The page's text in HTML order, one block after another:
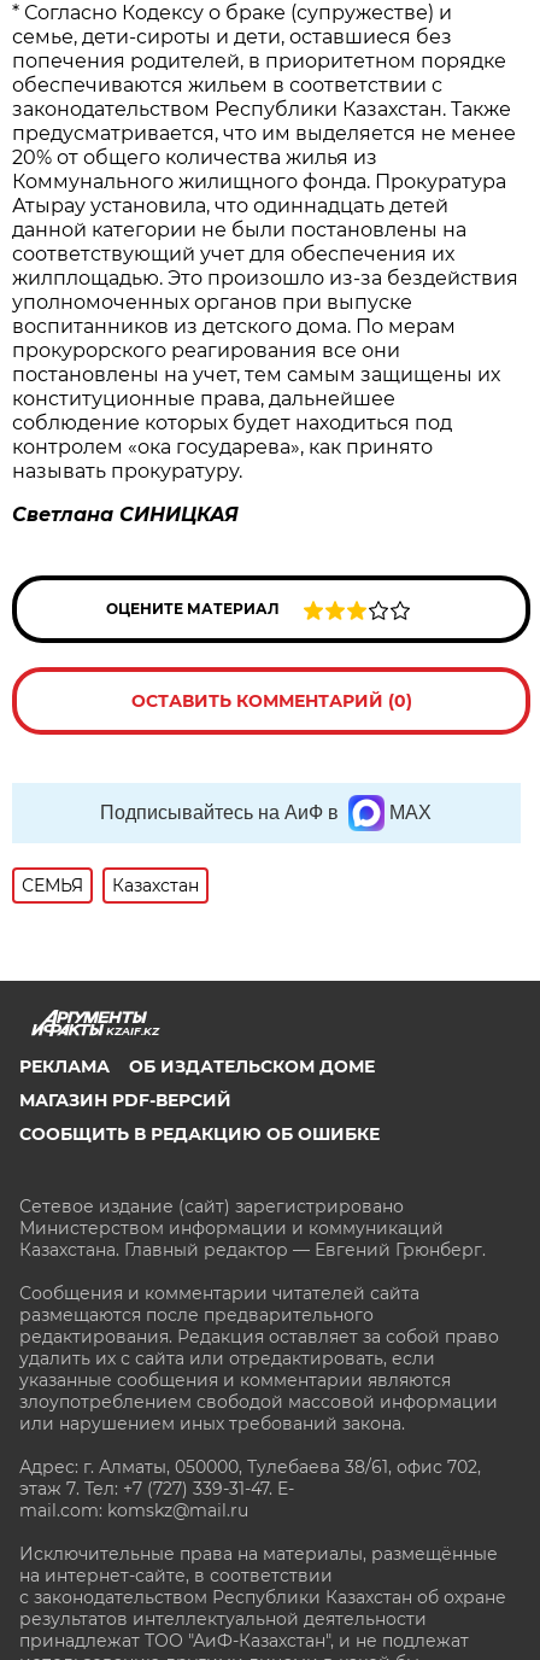
* Согласно Кодексу о браке (супружестве) и
семье, дети-сироты и дети, оставшиеся без
попечения родителей, в приоритетном порядке
обеспечиваются жильем в соответствии с
законодательством Республики Казахстан. Также
предусматривается, что им выделяется не менее
20% от общего количества жилья из
Коммунального жилищного фонда. Прокуратура
Атырау установила, что одиннадцать детей
данной категории не были постановлены на
соответствующий учет для обеспечения их
жилплощадью. Это произошло из-за бездействия
уполномоченных органов при выпуске
воспитанников из детского дома. По мерам
прокурорского реагирования все они
постановлены на учет, тем самым защищены их
конституционные права, дальнейшее
соблюдение которых будет находиться под
контролем «ока государева», как принято
называть прокуратуру.
Светлана СИНИЦКАЯ
ОЦЕНИТЕ МАТЕРИАЛ
ОСТАВИТЬ КОММЕНТАРИЙ (0)
Подписывайтесь на АиФ в MAX
СЕМЬЯ Казахстан
KZAIF.KZ
РЕКЛАМА
ОБ ИЗДАТЕЛЬСКОМ ДОМЕ
МАГАЗИН PDF-ВЕРСИЙ
СООБЩИТЬ В РЕДАКЦИЮ ОБ ОШИБКЕ
Сетевое издание (сайт) зарегистрировано
Министерством информации и коммуникаций
Казахстана. Главный редактор — Евгений Грюнберг.
Сообщения и комментарии читателей сайта
размещаются после предварительного
редактирования. Редакция оставляет за собой право
удалить их с сайта или отредактировать, если
указанные сообщения и комментарии являются
злоупотреблением свободой массовой информации
или нарушением иных требований закона.
Адрес: г. Алматы, 050000, Тулебаева 38/61, офис 702,
этаж 7. Тел: +7 (727) 339-31-47. E-
mail.com: komskz@mail.ru
Исключительные права на материалы, размещённые
на интернет-сайте, в соответствии
с законодательством Республики Казахстан об охране
результатов интеллектуальной деятельности
принадлежат ТОО "АиФ-Казахстан", и не подлежат